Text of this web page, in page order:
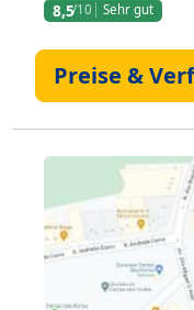
8,5/10 Sehr gut
Preise &
Zurück